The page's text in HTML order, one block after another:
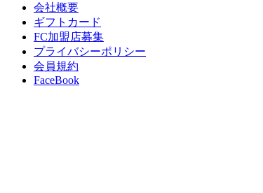
会社概要
ギフトカード
FC加盟店募集
プライバシーポリシー
会員規約
FaceBook